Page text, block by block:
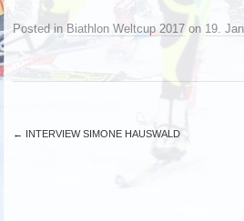
Posted in Biathlon Weltcup 2017 on 19.
← INTERVIEW SIMONE HAUSWALD